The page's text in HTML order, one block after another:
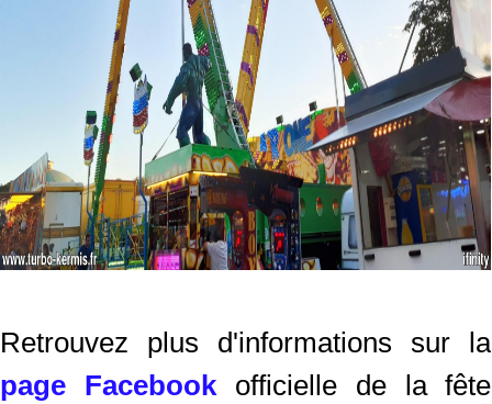
Retrouvez plus d'informations sur la
page Facebookofficielle de la fête